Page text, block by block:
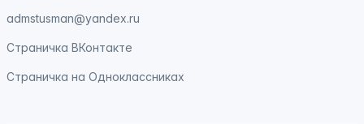
admstusman@yandex.ru
Страничка ВКонтакте
Страничка на Одноклассниках